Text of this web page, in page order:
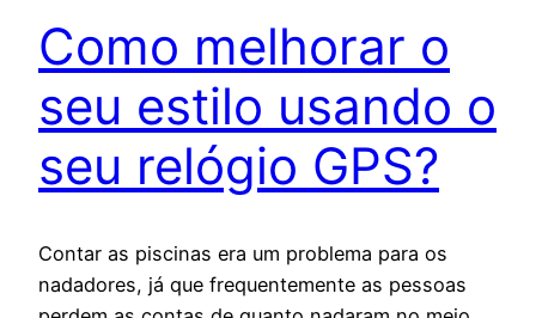
Como melhorar o
seu estilo usando o
seu relógio GPS?
Contar as piscinas era um problema para os
nadadores, já que frequentemente as pessoas